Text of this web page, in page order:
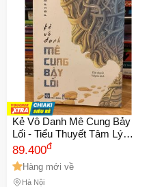
Kẻ Vô Danh Mê Cung Bảy
Lối - Tiểu Thuyết Tâm Lý
Huyền Bí, Phượt Thử Thách
Danh Tính - Dành Cho Fan
"Inception" và "Cube"
89.400đ
Hàng mới về
Hà Nội